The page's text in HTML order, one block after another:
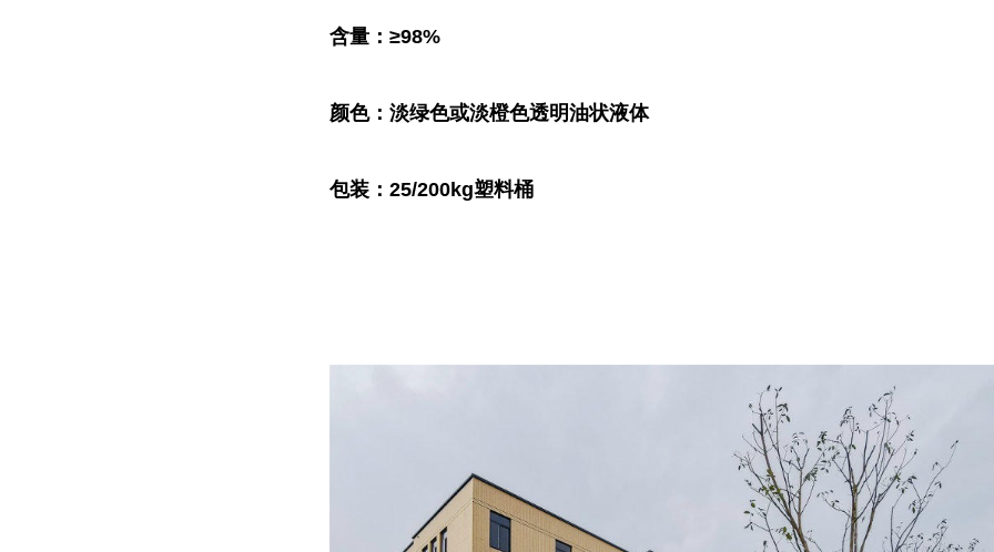
含量：≥98%
颜色：淡绿色或淡橙色透明油状液体
包装：25/200kg塑料桶